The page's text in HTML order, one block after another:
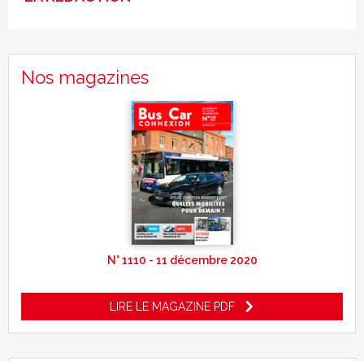
Nos magazines
N° 1110 - 11 décembre 2020
LIRE LE MAGAZINE PDF